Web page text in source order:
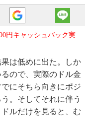
円キャッシュバック実
は低めに出た。しか
ので、実際のドル金
にそちら向きにポジ
。そしてそれに伴う
ルだけを見ると、む